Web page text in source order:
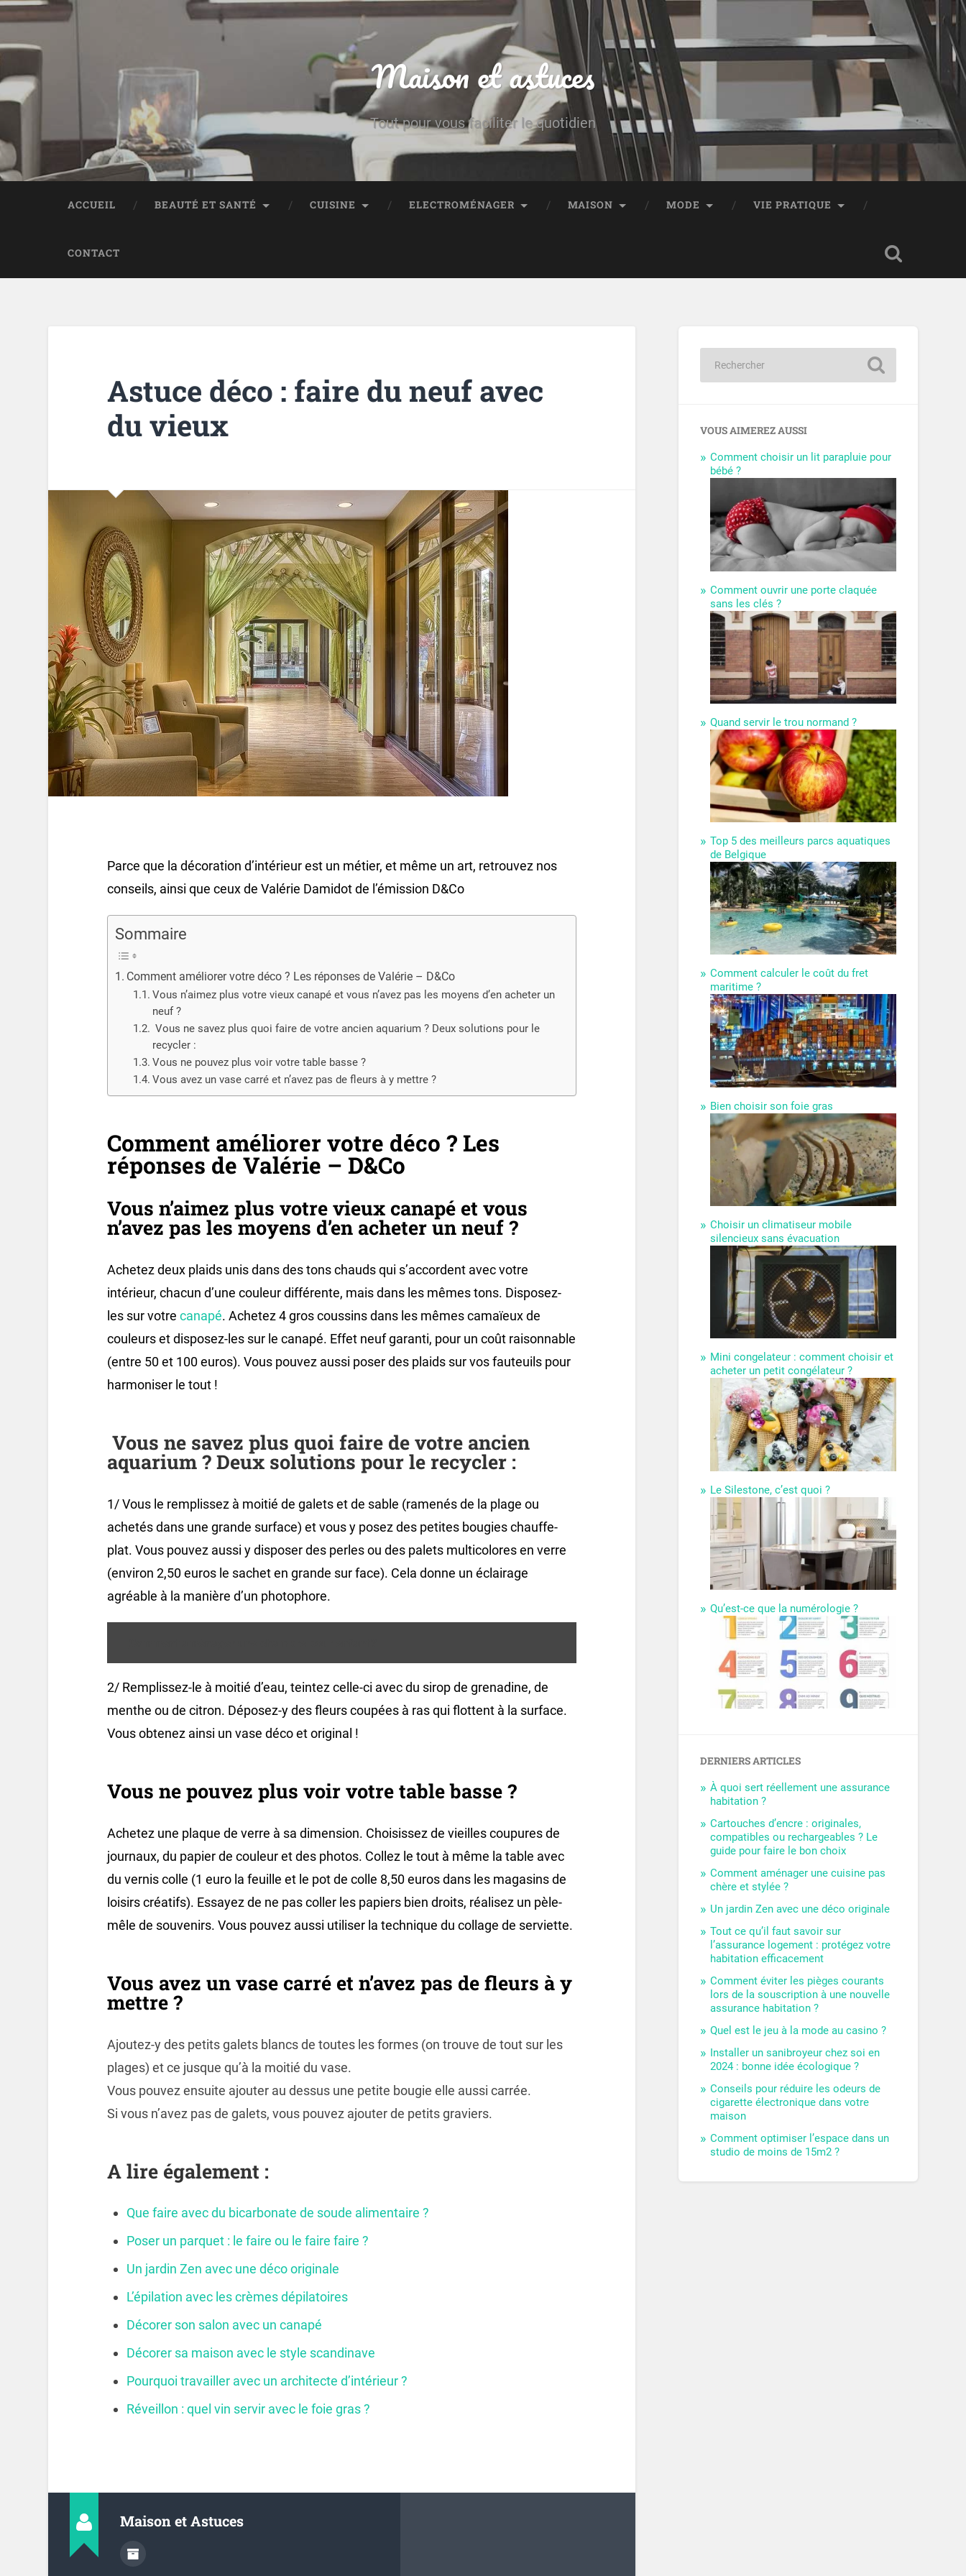
Maison et astuces
Tout pour vous faciliter le quotidien
ACCUEIL BEAUTÉ ET SANTÉ CUISINE ELECTROMÉNAGER MAISON MODE VIE PRATIQUE
CONTACT
Astuce déco : faire du neuf avec
du vieux
Parce que la décoration d’intérieur est un métier, et même un art, retrouvez nos
conseils, ainsi que ceux de Valérie Damidot de l’émission D&Co
Sommaire
Comment améliorer votre déco ? Les réponses de Valérie – D&Co
Vous n’aimez plus votre vieux canapé et vous n’avez pas les moyens d’en acheter un
neuf ?
Vous ne savez plus quoi faire de votre ancien aquarium ? Deux solutions pour le
recycler :
Vous ne pouvez plus voir votre table basse ?
Vous avez un vase carré et n’avez pas de fleurs à y mettre ?
Comment améliorer votre déco ? Les
réponses de Valérie – D&Co
Vous n’aimez plus votre vieux canapé et vous
n’avez pas les moyens d’en acheter un neuf ?
Achetez deux plaids unis dans des tons chauds qui s’accordent avec votre
intérieur, chacun d’une couleur différente, mais dans les mêmes tons. Disposez-
les sur votre canapé. Achetez 4 gros coussins dans les mêmes camaïeux de
couleurs et disposez-les sur le canapé. Effet neuf garanti, pour un coût raisonnable
(entre 50 et 100 euros). Vous pouvez aussi poser des plaids sur vos fauteuils pour
harmoniser le tout !
Vous ne savez plus quoi faire de votre ancien
aquarium ? Deux solutions pour le recycler :
1/ Vous le remplissez à moitié de galets et de sable (ramenés de la plage ou
achetés dans une grande surface) et vous y posez des petites bougies chauffe-
plat. Vous pouvez aussi y disposer des perles ou des palets multicolores en verre
(environ 2,50 euros le sachet en grande sur face). Cela donne un éclairage
agréable à la manière d’un photophore.
2/ Remplissez-le à moitié d’eau, teintez celle-ci avec du sirop de grenadine, de
menthe ou de citron. Déposez-y des fleurs coupées à ras qui flottent à la surface.
Vous obtenez ainsi un vase déco et original !
Vous ne pouvez plus voir votre table basse ?
Achetez une plaque de verre à sa dimension. Choisissez de vieilles coupures de
journaux, du papier de couleur et des photos. Collez le tout à même la table avec
du vernis colle (1 euro la feuille et le pot de colle 8,50 euros dans les magasins de
loisirs créatifs). Essayez de ne pas coller les papiers bien droits, réalisez un pèle-
mêle de souvenirs. Vous pouvez aussi utiliser la technique du collage de serviette.
Vous avez un vase carré et n’avez pas de fleurs à y
mettre ?
Ajoutez-y des petits galets blancs de toutes les formes (on trouve de tout sur les
plages) et ce jusque qu’à la moitié du vase.
Vous pouvez ensuite ajouter au dessus une petite bougie elle aussi carrée.
Si vous n’avez pas de galets, vous pouvez ajouter de petits graviers.
A lire également :
Que faire avec du bicarbonate de soude alimentaire ?
Poser un parquet : le faire ou le faire faire ?
Un jardin Zen avec une déco originale
L’épilation avec les crèmes dépilatoires
Décorer son salon avec un canapé
Décorer sa maison avec le style scandinave
Pourquoi travailler avec un architecte d’intérieur ?
Réveillon : quel vin servir avec le foie gras ?
Maison et Astuces
VOUS AIMEREZ AUSSI
Comment choisir un lit parapluie pour
bébé ?
Comment ouvrir une porte claquée
sans les clés ?
Quand servir le trou normand ?
Top 5 des meilleurs parcs aquatiques
de Belgique
Comment calculer le coût du fret
maritime ?
Bien choisir son foie gras
Choisir un climatiseur mobile
silencieux sans évacuation
Mini congelateur : comment choisir et
acheter un petit congélateur ?
Le Silestone, c’est quoi ?
Qu’est-ce que la numérologie ?
DERNIERS ARTICLES
À quoi sert réellement une assurance
habitation ?
Cartouches d’encre : originales,
compatibles ou rechargeables ? Le
guide pour faire le bon choix
Comment aménager une cuisine pas
chère et stylée ?
Un jardin Zen avec une déco originale
Tout ce qu’il faut savoir sur
l’assurance logement : protégez votre
habitation efficacement
Comment éviter les pièges courants
lors de la souscription à une nouvelle
assurance habitation ?
Quel est le jeu à la mode au casino ?
Installer un sanibroyeur chez soi en
2024 : bonne idée écologique ?
Conseils pour réduire les odeurs de
cigarette électronique dans votre
maison
Comment optimiser l’espace dans un
studio de moins de 15m2 ?